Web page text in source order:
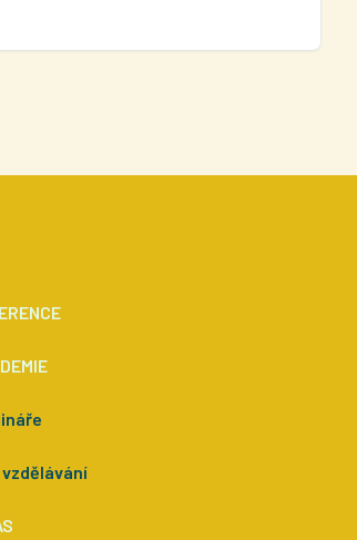
vzdělávání